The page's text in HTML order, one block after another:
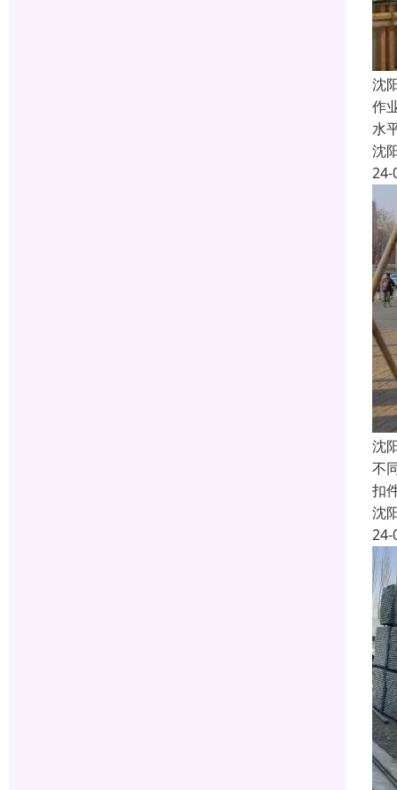
沈
作
水
沈
24-
沈
不
扣
沈
24-